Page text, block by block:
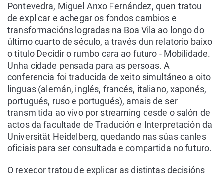
Pontevedra, Miguel Anxo Fernández, quen tratou
de explicar e achegar os fondos cambios e
transformacións logradas na Boa Vila ao longo do
último cuarto de século, a través dun relatorio baixo
o título Decidir o rumbo cara ao futuro - Mobilidade.
Unha cidade pensada para as persoas. A
conferencia foi traducida de xeito simultáneo a oito
linguas (alemán, inglés, francés, italiano, xaponés,
portugués, ruso e portugués), amais de ser
transmitida ao vivo por streaming desde o salón de
actos da facultade de Tradución e Interpretación da
Universität Heidelberg, quedando nas súas canles
oficiais para ser consultada e compartida no futuro.
O rexedor tratou de explicar as distintas decisións